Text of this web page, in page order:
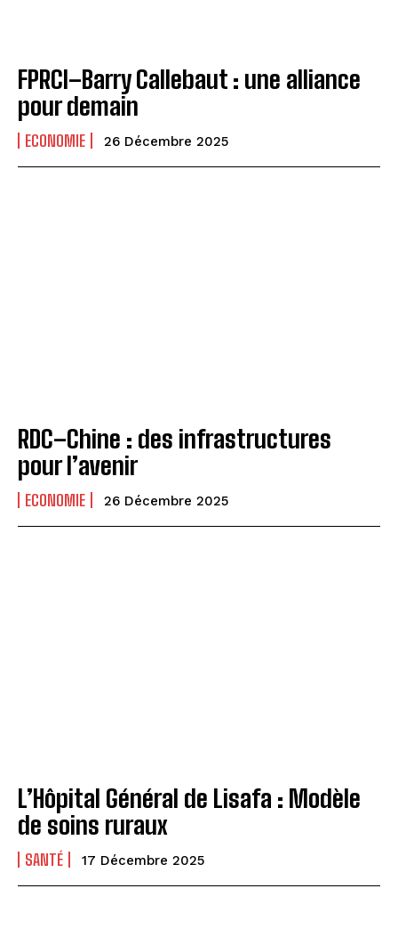
FPRCI–Barry Callebaut : une alliance
pour demain
ECONOMIE 26 Décembre 2025
RDC–Chine : des infrastructures
pour l’avenir
ECONOMIE 26 Décembre 2025
L’Hôpital Général de Lisafa : Modèle
de soins ruraux
SANTÉ 17 Décembre 2025